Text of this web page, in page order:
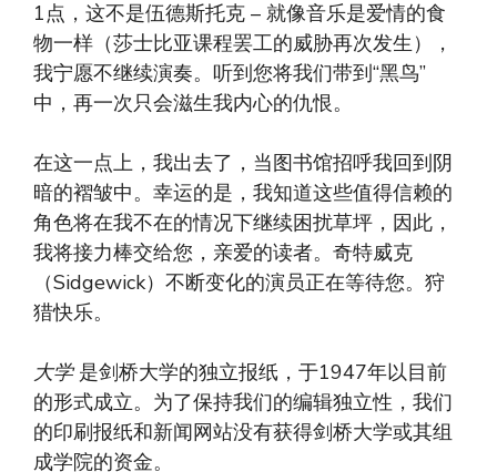
1点，这不是伍德斯托克 – 就像音乐是爱情的食
物一样（莎士比亚课程罢工的威胁再次发生），
我宁愿不继续演奏。听到您将我们带到“黑鸟”
中，再一次只会滋生我内心的仇恨。
在这一点上，我出去了，当图书馆招呼我回到阴
暗的褶皱中。幸运的是，我知道这些值得信赖的
角色将在我不在的情况下继续困扰草坪，因此，
我将接力棒交给您，亲爱的读者。奇特威克
（Sidgewick）不断变化的演员正在等待您。狩
猎快乐。
大学是剑桥大学的独立报纸，于1947年以目前
的形式成立。为了保持我们的编辑独立性，我们
的印刷报纸和新闻网站没有获得剑桥大学或其组
成学院的资金。